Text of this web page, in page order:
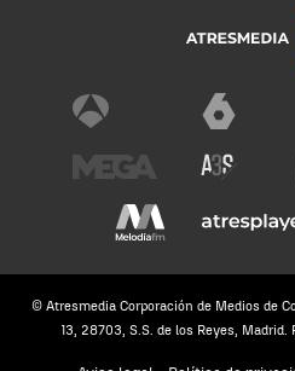
© Atresmedia Corporación de Medios de
13, 28703, S.S. de los Reyes,